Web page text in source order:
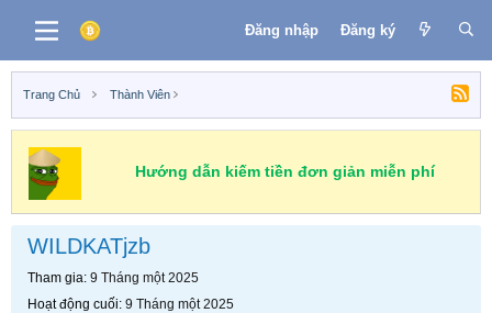
Đăng nhập Đăng ký
Trang Chủ Thành Viên
Hướng dẫn kiếm tiền đơn giản miễn phí
WILDKATjzb
Tham gia 9 Tháng một 2025
Hoạt động cuối 9 Tháng một 2025